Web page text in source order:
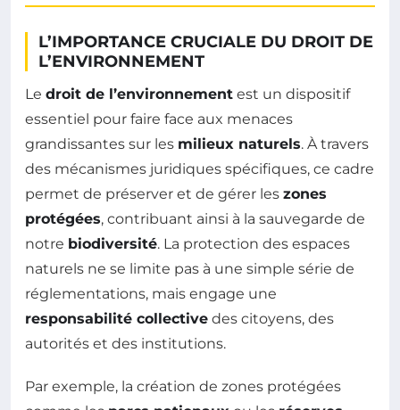
L’IMPORTANCE CRUCIALE DU DROIT DE
L’ENVIRONNEMENT
Le droit de l’environnement est un dispositif
essentiel pour faire face aux menaces
grandissantes sur les milieux naturels. À travers
des mécanismes juridiques spécifiques, ce cadre
permet de préserver et de gérer les zones
protégées, contribuant ainsi à la sauvegarde de
notre biodiversité. La protection des espaces
naturels ne se limite pas à une simple série de
réglementations, mais engage une
responsabilité collective des citoyens, des
autorités et des institutions.
Par exemple, la création de zones protégées